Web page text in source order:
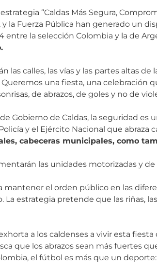
“Caldas Más Segura,
y la Fuerza Pública han generado un
entre la selección Colombia y la de
las calles, las vías y las partes altas
una fiesta, una celebración
de abrazos, de goles y no de
de Gobierno de Caldas, la seguridad
y el Ejército Nacional que abraza
cabeceras municipales, como
las unidades motorizadas y
mantener el orden público en las
La estrategia pretende que las riñas,
a los caldenses a vivir esta
que los abrazos sean más fuertes
el fútbol es más que un